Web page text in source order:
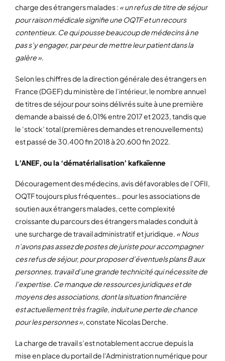
charge des étrangers malades : « un refus de titre de séjour
pour raison médicale signifie une OQTF et un recours
contentieux. Ce qui pousse beaucoup de médecins à ne
pas s’y engager, par peur de mettre leur patient dans la
galère ».
Selon les chiffres de la direction générale des étrangers en
France (DGEF) du ministère de l’intérieur, le nombre annuel
de titres de séjour pour soins délivrés suite à une première
demande a baissé de 6,01% entre 2017 et 2023, tandis que
le ‘stock’ total (premières demandes et renouvellements)
est passé de 30.400 fin 2018 à 20.600 fin 2022.
L’ANEF, ou la ‘dématérialisation’ kafkaïenne
Découragement des médecins, avis défavorables de l’OFII,
OQTF toujours plus fréquentes… pour les associations de
soutien aux étrangers malades, cette complexité
croissante du parcours des étrangers malades conduit à
une surcharge de travail administratif et juridique. « Nous
n’avons pas assez de postes de juriste pour accompagner
ces refus de séjour, pour proposer d’éventuels plans B aux
personnes, travail d’une grande technicité qui nécessite de
l’expertise. Ce manque de ressources juridiques et de
moyens des associations, dont la situation financière
est actuellement très fragile, induit une perte de chance
pour les personnes », constate Nicolas Derche.
La charge de travail s’est notablement accrue depuis la
mise en place du portail de l’Administration numérique pour